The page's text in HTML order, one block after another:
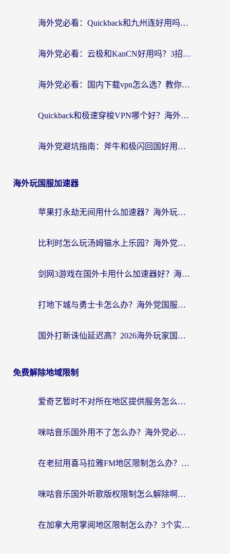
海外党必看：Quickback和九州连好用吗？3步选对回国加速器实现无缝刷国内资源
海外党必看：云极和KanCN好用吗？3招教你选对回国加速器（附免费VPN避坑指南）
海外党必看：国内下载vpn怎么选？教你无缝访问国内资源的实用指南
Quickback和极速穿梭VPN哪个好？海外党亲测3招选对回国加速器，看这篇就够了
海外党避坑指南：斧牛和极闪回国好用吗？选对加速器才能无缝刷剧玩游戏
海外玩国服加速器
苹果打永劫无间用什么加速器？海外玩家亲测有效的国服游戏加速指南
比利时怎么玩汤姆猫水上乐园？海外党国服游戏加速终极指南（附无畏契约食之契约解决办法）
剑网3游戏在国外卡用什么加速器好？海外党亲测有效的国服游戏加速指南
打地下城与勇士卡怎么办？海外党国服游戏加速终极指南（附北美欧洲实测）
国外打新诛仙延迟高？2026海外玩家国服游戏加速器终极指南（附天龙八部闪耀暖暖实测）
免费解除地域限制
爱奇艺暂时不对所在地区提供服务怎么办？海外党亲测有效的追剧解决方案
咪咕音乐国外用不了怎么办？海外党必备的国内内容访问全攻略
在老挝用喜马拉雅FM地区限制怎么办？海外党亲测有效的回国加速方案
咪咕音乐国外听歌版权限制怎么解除啊？海外党亲测有效的回国加速方案
在加拿大用掌阅地区限制怎么办？3个实用技巧帮你轻松解决（附海外华人必备工具）